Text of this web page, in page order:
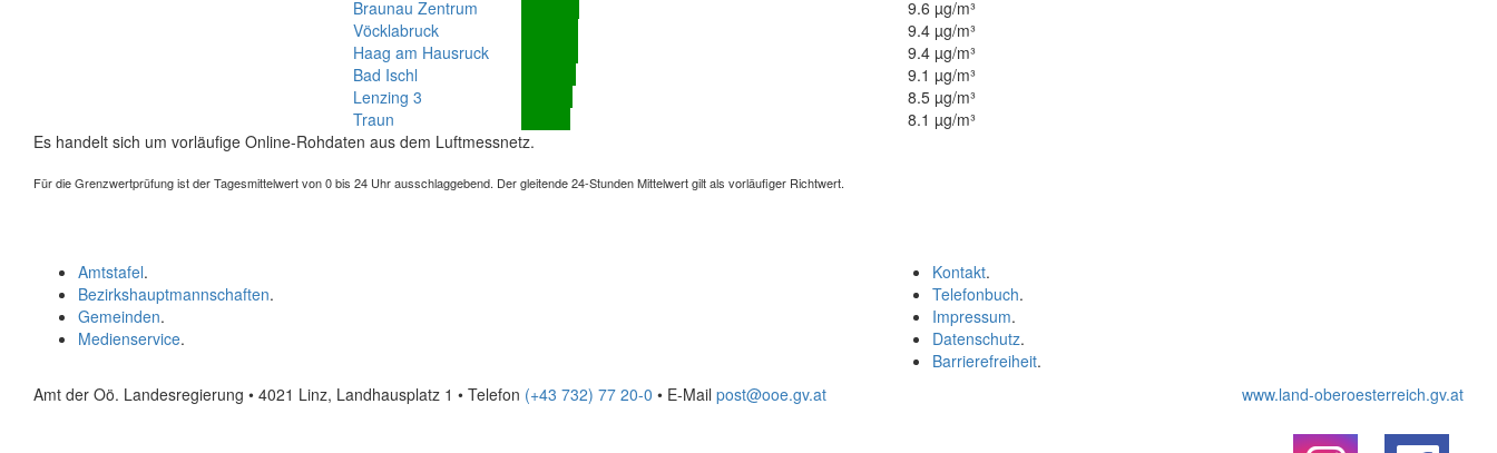
Braunau Zentrum
9.6 µg/m³
Vöcklabruck
9.4 µg/m³
Haag am Hausruck
9.4 µg/m³
Bad Ischl
9.1 µg/m³
Lenzing 3
8.5 µg/m³
Traun
8.1 µg/m³
Es handelt sich um vorläufige Online-Rohdaten aus dem Luftmessnetz.
Für die Grenzwertprüfung ist der Tagesmittelwert von 0 bis 24 Uhr ausschlaggebend. Der gleitende 24-Stunden Mittelwert gilt als vorläufiger Richtwert.
Kontakt.
Telefonbuch.
Impressum.
Datenschutz.
Barrierefreiheit.
Amtstafel.
Bezirkshauptmannschaften.
Gemeinden.
Medienservice.
Amt der Oö. Landesregierung • 4021 Linz, Landhausplatz 1 • Telefon (+43 732) 77 20-0 • E-Mail post@ooe.gv.at www.land-oberoesterreich.gv.at